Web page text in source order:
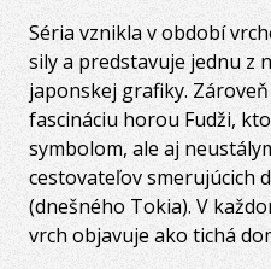
Séria vznikla v období
sily a predstavuje jednu z
japonskej grafiky.
fascináciu horou Fudži,
symbolom, ale aj
cestovateľov smerujúcich
(dnešného Tokia). V
vrch objavuje ako tichá